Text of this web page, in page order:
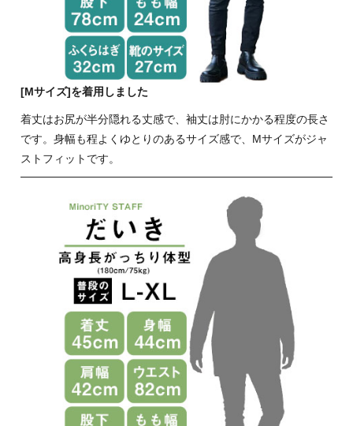
[Mサイズ]を着用しました
着丈はお尻が半分隠れる丈感で、袖丈は肘にかかる程度の長さ
です。身幅も程よくゆとりのあるサイズ感で、Mサイズがジャ
ストフィットです。